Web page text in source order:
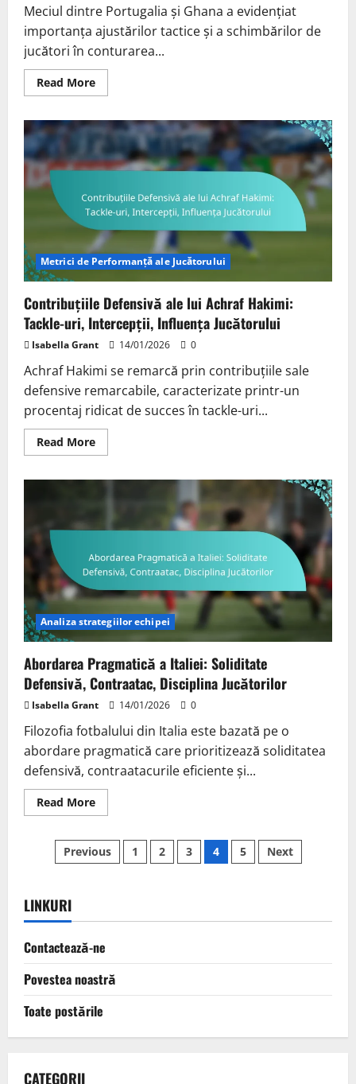
Meciul dintre Portugalia și Ghana a evidențiat
importanța ajustărilor tactice și a schimbărilor de
jucători în conturarea...
Read MoreRead
more
vs.
Ghana:
Ajustări
tactice,
Schimbări
jucători,
Dinamica
meciului
Metrici de Performanță ale Jucătorului
Contribuțiile Defensivă ale lui Achraf Hakimi:
Tackle-uri, Intercepții, Influența Jucătorului
Isabella Grant 14/01/2026 0
Achraf Hakimi se remarcă prin contribuțiile sale
defensive remarcabile, caracterizate printr-un
procentaj ridicat de succes în tackle-uri...
Read MoreRead
more
Hakimi:
uri,
Intercepții,
Influența
Jucătorului
Analiza strategiilor echipei
Abordarea Pragmatică a Italiei: Soliditate
Defensivă, Contraatac, Disciplina Jucătorilor
Isabella Grant 14/01/2026 0
Filozofia fotbalului din Italia este bazată pe o
abordare pragmatică care prioritizează soliditatea
defensivă, contraatacurile eficiente și...
Read MoreRead
more
Pragmatică
a
Italiei:
Jucătorilor
Posts
Previous 1 2 3 4 5 Next
LINKURI
Contactează-ne
Povestea noastră
Toate postările
CATEGORII